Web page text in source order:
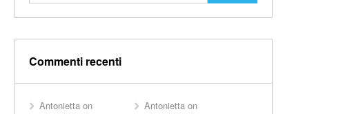
Commenti recenti
Antoniettaon
Antonietta on